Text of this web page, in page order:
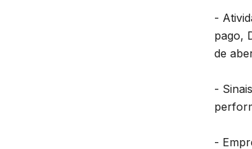
-
pago,
de
-
-